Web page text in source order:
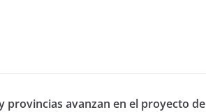
provincias avanzan en el proyecto de